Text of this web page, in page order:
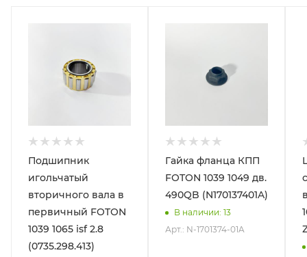
Подшипник
игольчатый
вторичного вала в
первичный FOTON
1039 1065 isf 2.8
(0735.298.413)
Гайка фланца КПП
FOTON 1039 1049 дв.
490QB (N170137401A)
В наличии: 13
Арт.: N-1701374-01A